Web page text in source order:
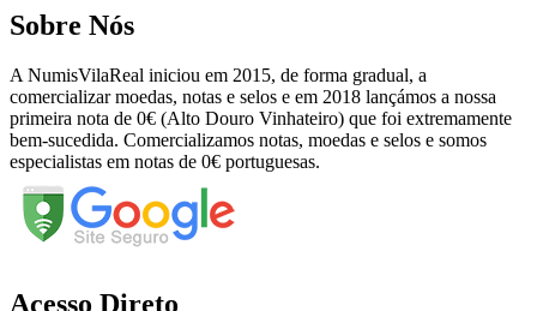
Sobre Nós
A NumisVilaReal iniciou em 2015, de forma gradual, a
comercializar moedas, notas e selos e em 2018 lançámos a nossa
primeira nota de 0€ (Alto Douro Vinhateiro) que foi extremamente
bem-sucedida. Comercializamos notas, moedas e selos e somos
especialistas em notas de 0€ portuguesas.
Acesso Direto